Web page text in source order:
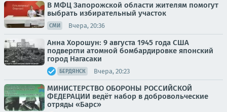
В МФЦ Запорожской области жителям помогут
выбрать избирательный участок
СМИ Вчера, 20:36
Анна Хорошун: 9 августа 1945 года США
подвергли атомной бомбардировке японский
город Нагасаки
БЕРДЯНСК Вчера, 20:23
МИНИСТЕРСТВО ОБОРОНЫ РОССИЙСКОЙ
ФЕДЕРАЦИИ ведёт набор в добровольческие
отряды «Барс»